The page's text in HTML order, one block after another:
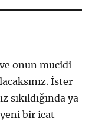
onun mucidi
İster
sıkıldığında ya
bir icat